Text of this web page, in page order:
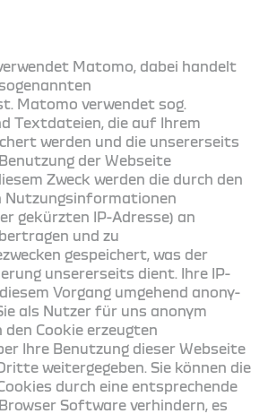
Matomo, dabei handelt
Matomo verwendet sog.
Textdateien, die auf Ihrem
werden und die unsererseits
der Webseite
Zweck werden die durch den
Nutzungsinformationen
gekürzten IP-Adresse) an
und zu
gespeichert, was der
unsererseits dient. Ihre IP-
Vorgang umge­hend anony­
als Nutzer für uns anonym
den Cookie erzeugten
Ihre Benutzung dieser Webseite
weitergegeben. Sie können die
durch eine entsprechende
Software verhindern, es